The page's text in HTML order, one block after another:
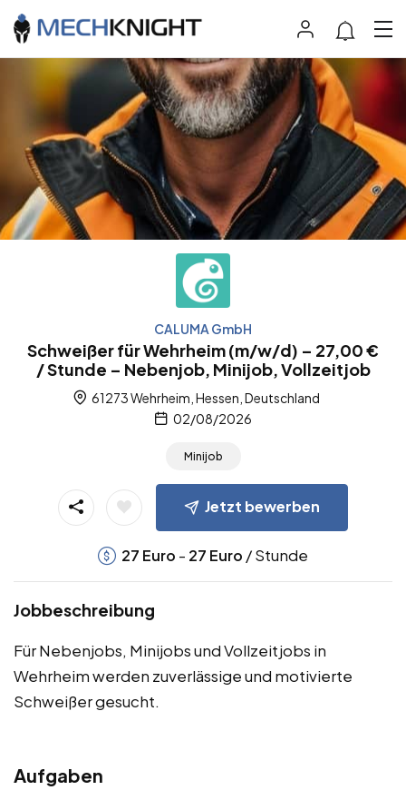
CALUMA GmbH
Schweißer für Wehrheim (m/w/d) – 27,00 €
/ Stunde – Nebenjob, Minijob, Vollzeitjob
61273 Wehrheim, Hessen, Deutschland
02/08/2026
Minijob
Jetzt bewerben
27 Euro - 27 Euro / Stunde
Jobbeschreibung
Für Nebenjobs, Minijobs und Vollzeitjobs in
Wehrheim werden zuverlässige und motivierte
Schweißer gesucht.
Aufgaben